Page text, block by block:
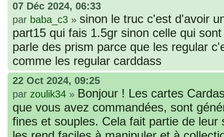
07 Déc 2024, 06:33
par baba_c3 » sinon le truc c'est d'avoir
part15 qui fais 1.5gr sinon celle qui
parle des prism parce que les regular
comme les regular carddass
22 Oct 2024, 09:25
par zoulik34 » Bonjour ! Les cartes
que vous avez commandées, sont
fines et souples. Cela fait partie de